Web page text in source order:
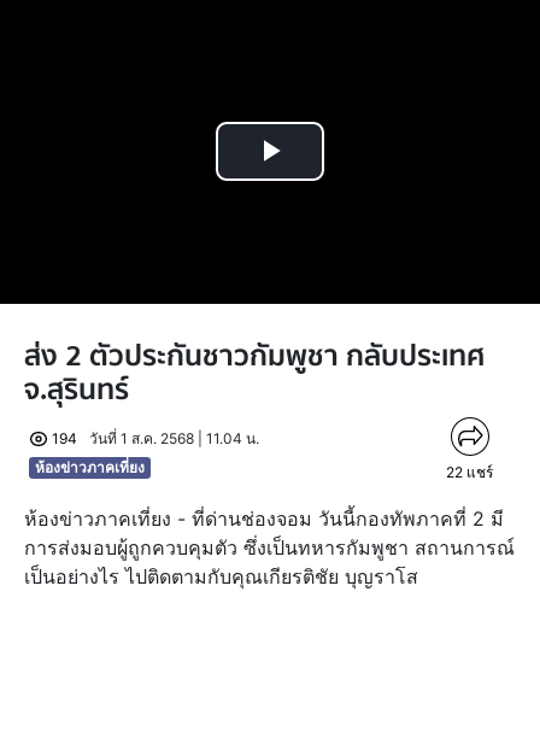
Play
ส่ง 2 ตัวประกันชาวกัมพูชา กลับประเทศ
จ.สุรินทร์
194
วันที่ 1 ส.ค. 2568 | 11.04 น.
ห้องข่าวภาคเที่ยง
22 แชร์
ห้องข่าวภาคเที่ยง - ที่ด่านช่องจอม วันนี้กองทัพภาคที่ 2 มี
การส่งมอบผู้ถูกควบคุมตัว ซึ่งเป็นทหารกัมพูชา สถานการณ์
เป็นอย่างไร ไปติดตามกับคุณเกียรติชัย บุญราโส